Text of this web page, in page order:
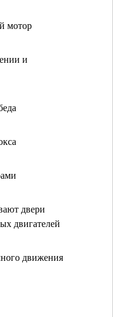
мотор
и
двери
двигателей
движения